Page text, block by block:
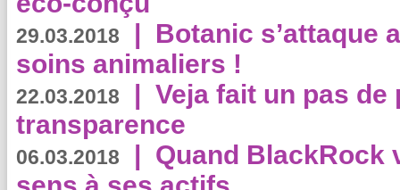
29.03.2018 | Botanic s’attaque
soins animaliers !
22.03.2018 | Veja fait un pas de
transparence
06.03.2018 | Quand BlackRock